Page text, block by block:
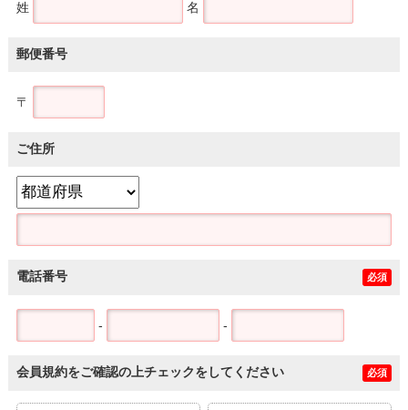
姓 名
郵便番号
〒
ご住所
電話番号 必須
- -
会員規約をご確認の上チェックをしてください 必須